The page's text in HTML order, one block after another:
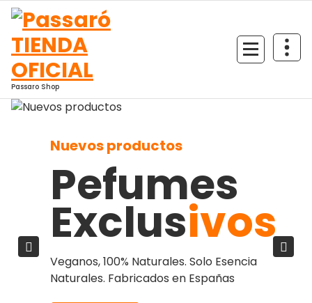
Saltar
contenido
Passaro Shop
Nuevos productos
Pefumes
Exclusivos
Veganos, 100% Naturales. Solo Esencia
Naturales. Fabricados en Españas